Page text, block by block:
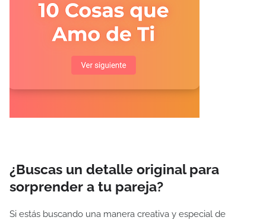
¿Buscas un detalle original para
sorprender a tu pareja?
Si estás buscando una manera creativa y especial de